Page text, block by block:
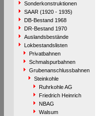
Sonderkonstruktionen
SAAR (1920 - 1935)
DB-Bestand 1968
DR-Bestand 1970
Auslandsbestände
Lokbestandslisten
Privatbahnen
Schmalspurbahnen
Grubenanschlussbahnen
Steinkohle
Ruhrkohle AG
Friedrich Heinrich
NBAG
Walsum